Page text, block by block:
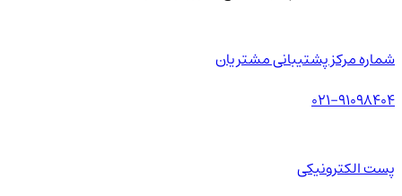
شماره مرکز پشتیبانی مشتریان
021-91098404
پست الکترونیکی